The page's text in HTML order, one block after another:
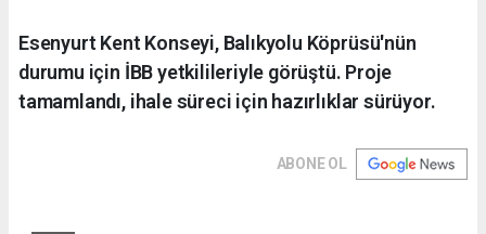
Esenyurt Kent Konseyi, Balıkyolu Köprüsü'nün
durumu için İBB yetkilileriyle görüştü. Proje
tamamlandı, ihale süreci için hazırlıklar sürüyor.
ABONE OL